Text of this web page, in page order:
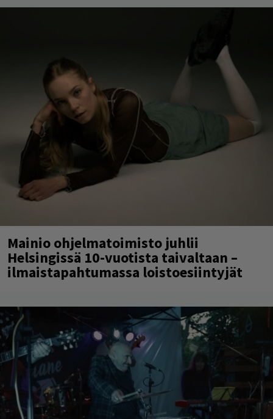
Mainio ohjelmatoimisto juhlii
Helsingissä 10-vuotista taivaltaan –
ilmaistapahtumassa loistoesiintyjät